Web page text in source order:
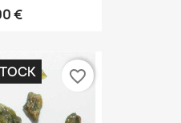
€
favorite_border